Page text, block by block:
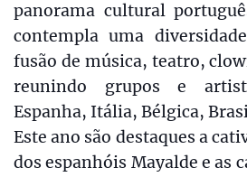
panorama cultural
contempla uma
fusão de música, teatro,
reunindo grupos e
Espanha, Itália, Bélgica,
Este ano são destaques a
dos espanhóis Mayalde e as